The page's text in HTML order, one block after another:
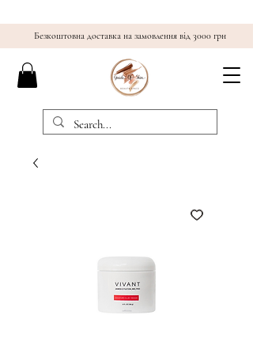
Безкоштовна доставка на замовлення від 3000 грн